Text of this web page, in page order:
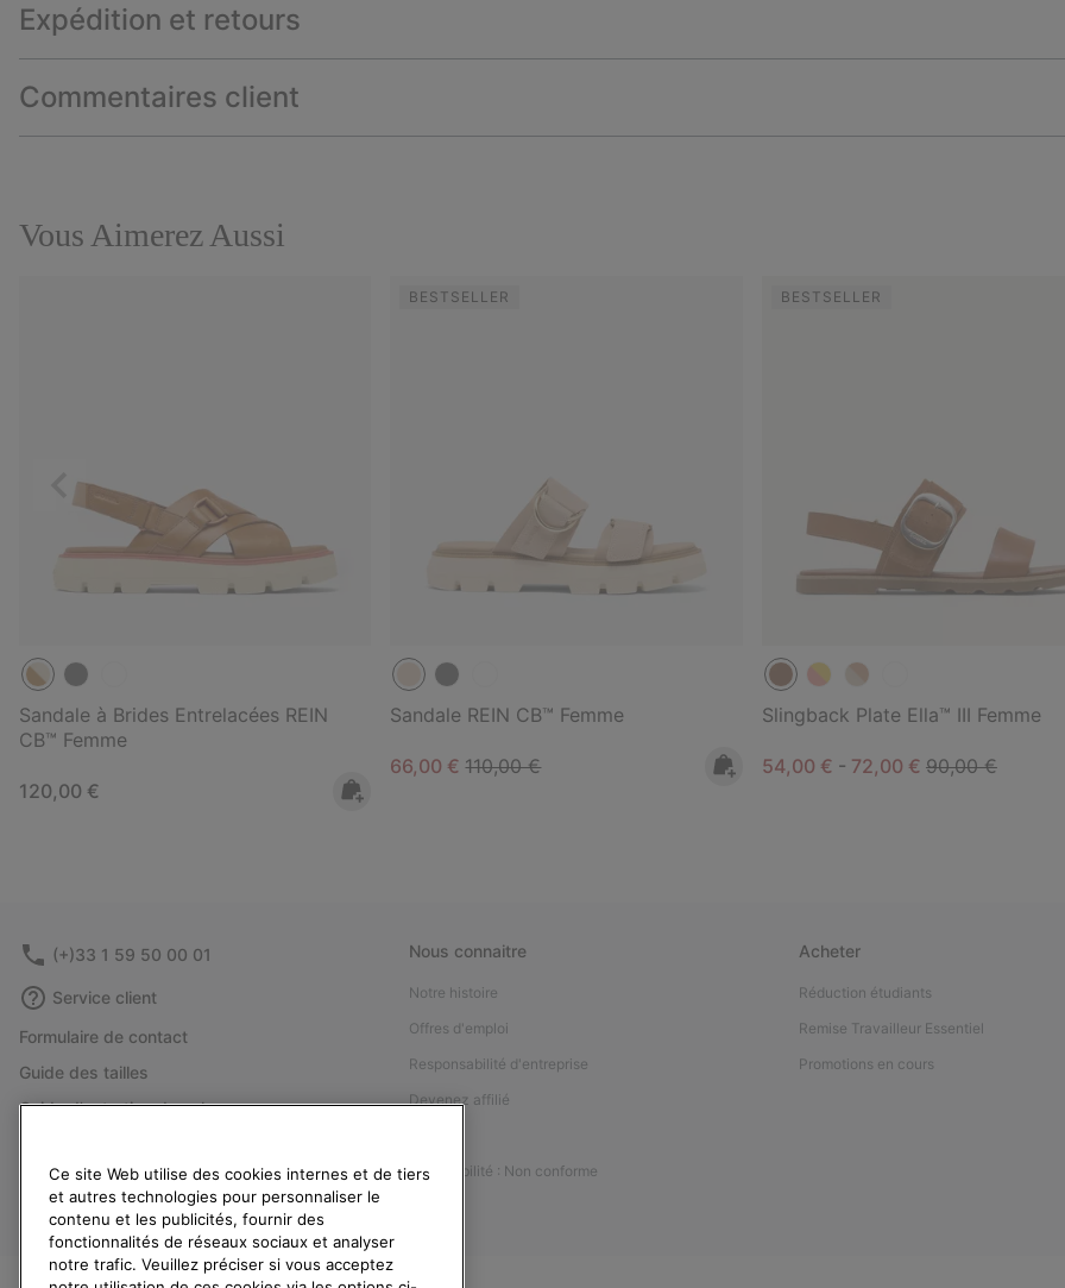
Expédition et retours
Commentaires client
Vous Aimerez Aussi
Sandale à Brides Entrelacées REIN
CB™ Femme
Regular price:
120,00 €
BESTSELLER
Sandale REIN CB™ Femme
Sale price:
66,00 €Regular price:
110,00 €
BESTSELLER
Slingback Plate Ella™ III Femme
Minimum sale price:
54,00 € - Maximum sale price:
72,00 € Regular price:
90,00 €
(+)33 1 59 50 00 01
Service client
Formulaire de contact
Guide des tailles
Guide d'entretien des chaussures
Rétractation
Statut de la commande
Livraison
Nous connaitre
Notre histoire
Offres d'emploi
Responsabilité d'entreprise
Devenez affilié
Accessibilité : Non conforme
Acheter
Réduction étudiants
Remise Travailleur Essentiel
Promotions en cours
Ce site Web utilise des cookies internes et de tiers
et autres technologies pour personnaliser le
contenu et les publicités, fournir des
fonctionnalités de réseaux sociaux et analyser
notre trafic. Veuillez préciser si vous acceptez